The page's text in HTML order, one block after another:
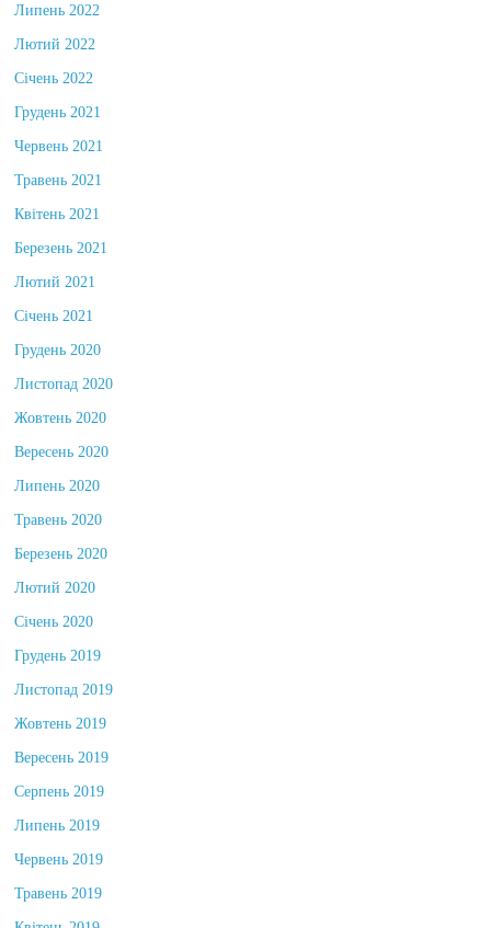
Липень 2022
Лютий 2022
Січень 2022
Грудень 2021
Червень 2021
Травень 2021
Квітень 2021
Березень 2021
Лютий 2021
Січень 2021
Грудень 2020
Листопад 2020
Жовтень 2020
Вересень 2020
Липень 2020
Травень 2020
Березень 2020
Лютий 2020
Січень 2020
Грудень 2019
Листопад 2019
Жовтень 2019
Вересень 2019
Серпень 2019
Липень 2019
Червень 2019
Травень 2019